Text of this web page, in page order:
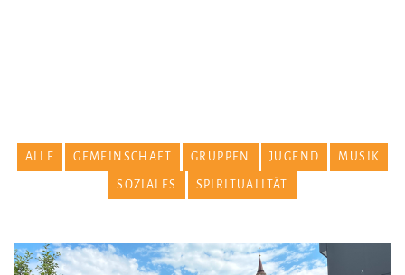
ALLE GEMEINSCHAFT GRUPPEN JUGEND MUSIK
SOZIALES SPIRITUALITÄT